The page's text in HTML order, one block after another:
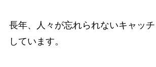
長年、人々が忘れられないキャッ
しています。